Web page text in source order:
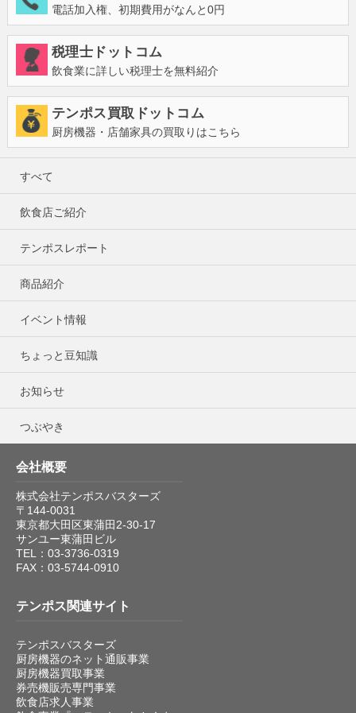
電話加入権、初期費用がなんと0円
税理士ドットコム
飲食業に詳しい税理士を無料紹介
テンポス買取ドットコム
厨房機器・店舗家具の買取りはこちら
すべて
飲食店ご紹介
テンポスレポート
商品紹介
イベント情報
ちょっと豆知識
お知らせ
つぶやき
会社概要
株式会社テンポスバスターズ
〒144-0031
東京都大田区東蒲田2-30-17
サンユー東蒲田ビル
TEL：03-3736-0319
FAX：03-5744-0910
テンポス関連サイト
テンポスバスターズ
厨房機器のネット通販事業
厨房機器買取事業
券売機販売専門事業
飲食店求人事業